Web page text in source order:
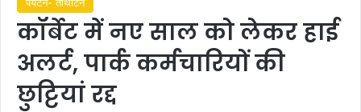
पर्यटन- तीर्थाटन
कॉर्बेट में नए साल को लेकर हाई
अलर्ट, पार्क कर्मचारियों की
छुट्टियां रद्द